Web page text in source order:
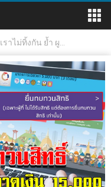
เราไม่ทิ้งกัน ย้ำ ผู...